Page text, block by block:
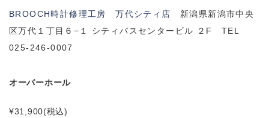
BROOCH時計修理工房 万代シティ店
新潟県新潟市中央
区万代１丁目６−１ シティバスセンタービル ２F TEL
025-246-0007
オーバーホール
¥31,900(税込)